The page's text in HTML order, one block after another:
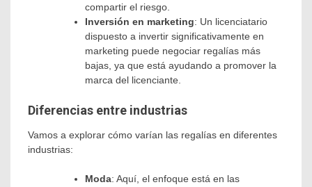
compartir el riesgo.
Inversión en marketing: Un licenciatario
dispuesto a invertir significativamente en
marketing puede negociar regalías más
bajas, ya que está ayudando a promover la
marca del licenciante.
Diferencias entre industrias
Vamos a explorar cómo varían las regalías en diferentes
industrias:
Moda: Aquí, el enfoque está en las